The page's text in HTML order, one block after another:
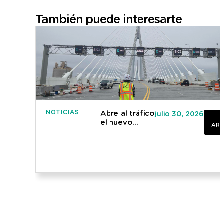
También puede interesarte
NOTICIAS
Abre al tráfico
el nuevo
julio 30, 2026